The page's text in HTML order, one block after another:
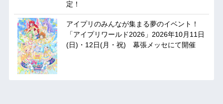
定！
アイプリのみんなが集まる夢のイベント！
「アイプリワールド2026」2026年10月11日
(日)・12日(月・祝) 幕張メッセにて開催